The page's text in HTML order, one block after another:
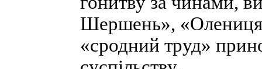
Шершень», «Олениця
«сродний труд»